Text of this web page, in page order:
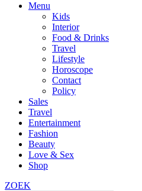
Menu
Kids
Interior
Food & Drinks
Travel
Lifestyle
Horoscope
Contact
Policy
Sales
Travel
Entertainment
Fashion
Beauty
Love & Sex
Shop
ZOEK